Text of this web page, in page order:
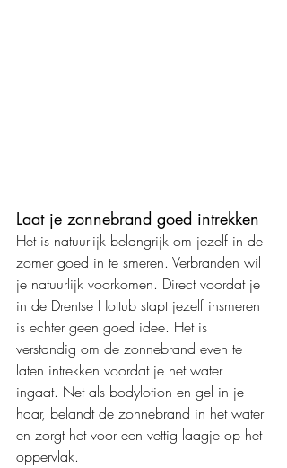
Laat je zonnebrand goed intrekken
Het is natuurlijk belangrijk om jezelf in de
zomer goed in te smeren. Verbranden wil
je natuurlijk voorkomen. Direct voordat je
in de Drentse Hottub stapt jezelf insmeren
is echter geen goed idee. Het is
verstandig om de zonnebrand even te
laten intrekken voordat je het water
ingaat. Net als bodylotion en gel in je
haar, belandt de zonnebrand in het water
en zorgt het voor een vettig laagje op het
oppervlak.